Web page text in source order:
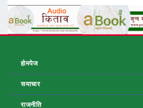
होमपेज
समाचार
राजनीति